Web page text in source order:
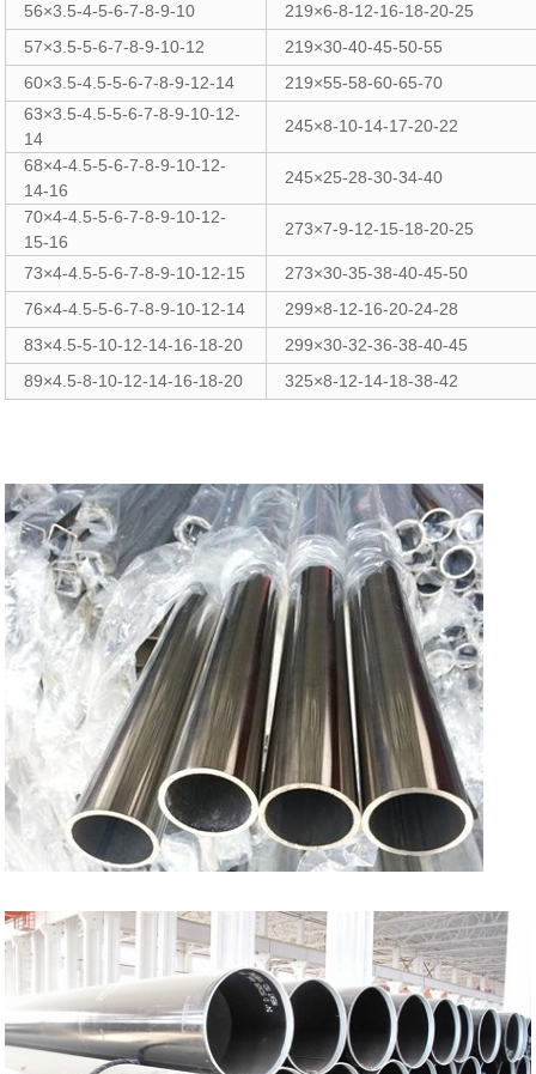
56×3.5-4-5-6-7-8-9-10
219×6-8-12-16-18-20-25
57×3.5-5-6-7-8-9-10-12
219×30-40-45-50-55
60×3.5-4.5-5-6-7-8-9-12-14
219×55-58-60-65-70
63×3.5-4.5-5-6-7-8-9-10-12-
14
245×8-10-14-17-20-22
68×4-4.5-5-6-7-8-9-10-12-
14-16
245×25-28-30-34-40
70×4-4.5-5-6-7-8-9-10-12-
15-16
273×7-9-12-15-18-20-25
73×4-4.5-5-6-7-8-9-10-12-15
273×30-35-38-40-45-50
76×4-4.5-5-6-7-8-9-10-12-14
299×8-12-16-20-24-28
83×4.5-5-10-12-14-16-18-20
299×30-32-36-38-40-45
89×4.5-8-10-12-14-16-18-20
325×8-12-14-18-38-42